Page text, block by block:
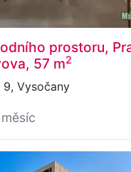
prostoru,
57 m2
9, Vysočany